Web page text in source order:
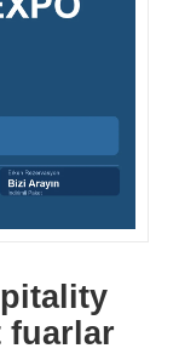
fuarlar